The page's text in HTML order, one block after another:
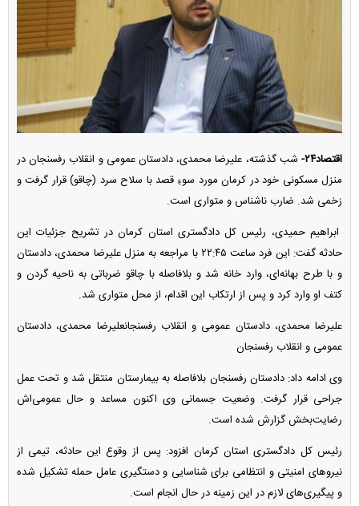
اقتصاد۲۴-
شب گذشته، علیرضا محمدی، دادستان عمومی و انقلاب رفسنجان در
منزل مسکونی خود در کرمان مورد سوءِ قصد با سلاح سرد (چاقو) قرار گرفت و
زخمی شد. ضارب ناشناس و متواری است.
ابراهیم حمیدی، رئیس کل دادگستری استان کرمان در تشریح جزئیات این
حادثه گفت: این فرد ساعت ۲۲:۴۵ با مراجعه به منزل علیرضا محمدی، دادستان
و با طرح بهانه‌ای، وارد خانه شد و بلافاصله با چاقو ضرباتی به ناحیه گردن و
کتف او وارد کرد و پس از ارتکاب این اقدام، از محل متواری شد.
علیرضا محمدی، دادستان عمومی و انقلاب رفسنجانعلیرضا محمدی، دادستان
عمومی و انقلاب رفسنجان
وی ادامه داد: دادستان رفسنجان بلافاصله به بیمارستان منتقل شد و تحت عمل
جراحی قرار گرفت. وضعیت جسمانی وی اکنون مساعد و حال عمومی‌اش
رضایت‌بخش گزارش شده است.
رئیس کل دادگستری استان کرمان افزود: پس از وقوع این حادثه، تیمی از
نیرو‌های امنیتی و انتظامی برای شناسایی و دستگیری عامل حمله تشکیل شده
و پیگیری‌های لازم در این زمینه در حال انجام است.